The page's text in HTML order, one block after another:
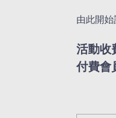
由此開
活動收
付費會